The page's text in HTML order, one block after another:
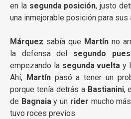
en la segunda posición, justo
una inmejorable posición para sus
Márquez sabía que Martín no
la defensa del segundo
empezando la segunda vuelta y
Ahí, Martínpasó a tener un
porque tenía detrás a Bastianini,
de Bagnaiay un rider mucho
tuvo roces previos.